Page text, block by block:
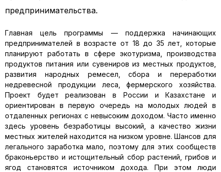
предпринимательства.
Главная цель программы — поддержка начинающих
предпринимателей в возрасте от 18 до 35 лет, которые
планируют работать в сфере экотуризма, производства
продуктов питания или сувениров из местных продуктов,
развития народных ремесел, сбора и переработки
недревесной продукции леса, фермерского хозяйства.
Проект будет реализован в России и Казахстане и
ориентирован в первую очередь на молодых людей в
отдаленных регионах с невысоким доходом. Часто именно
здесь уровень безработицы высокий, а качество жизни
местных жителей находится на низком уровне. Шансов для
легального заработка мало, поэтому для этих сообществ
браконьерство и истощительный сбор растений, грибов и
ягод становятся источником дохода. При этом люди